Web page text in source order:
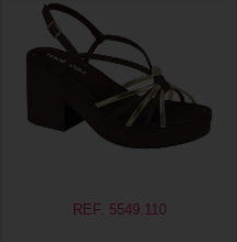
REF. 5549.110